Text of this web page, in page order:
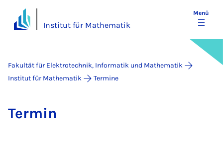
Institut für Mathematik
Menü
Fakultät für Elektrotechnik, Informatik und Mathematik
Institut für Mathematik
Termine
Ter­min